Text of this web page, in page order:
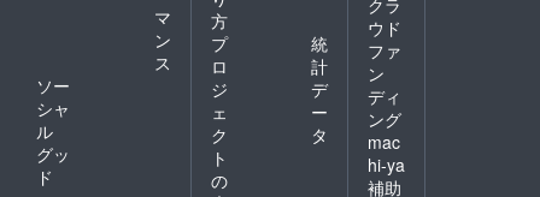
マ
ン
ス
ソー
シャ
ル
グッ
ド
方
プ
ロ
ジ
ェ
ク
ト
の
統
計
デ
ー
タ
ウド
ファ
ン
ディ
ング
mac
hi-ya
補助